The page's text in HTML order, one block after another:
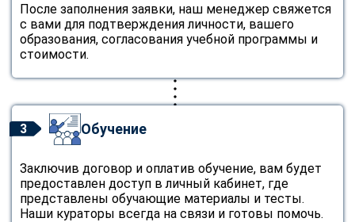
После заполнения заявки, наш менеджер свяжется
с вами для подтверждения личности, вашего
образования, согласования учебной программы и
стоимости.
3 Обучение
Заключив договор и оплатив обучение, вам будет
предоставлен доступ в личный кабинет, где
представлены обучающие материалы и тесты.
Наши кураторы всегда на связи и готовы помочь.